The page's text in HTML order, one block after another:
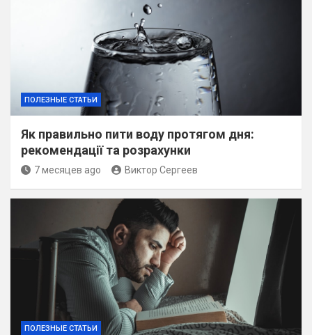
ПОЛЕЗНЫЕ СТАТЬИ
Як правильно пити воду протягом дня:
рекомендації та розрахунки
7 месяцев ago Виктор Сергеев
ПОЛЕЗНЫЕ СТАТЬИ